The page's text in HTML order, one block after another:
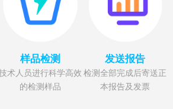
样品检测
术人员进行科学高效
的检测样品
发送报告
检测全部完成后寄送正
本报告及发票